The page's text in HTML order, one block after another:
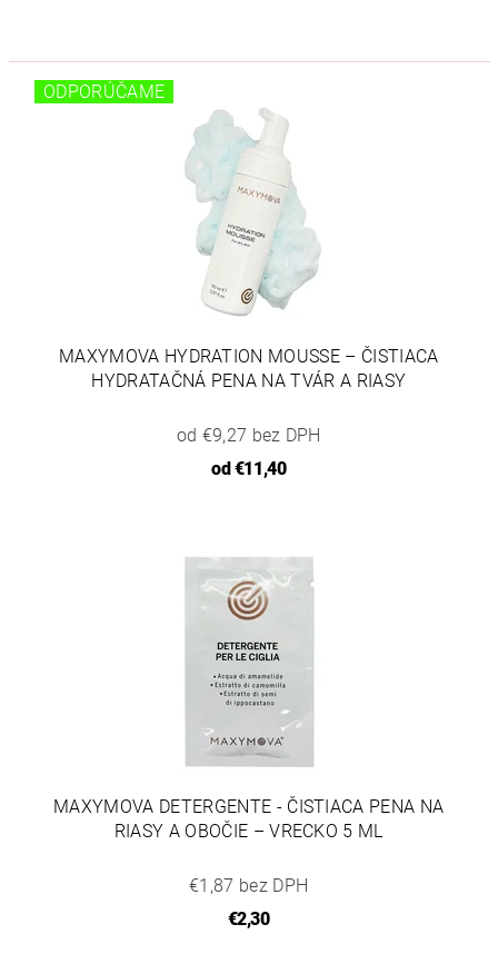
ODPORÚČAME
MAXYMOVA HYDRATION MOUSSE – ČISTIACA
HYDRATAČNÁ PENA NA TVÁR A RIASY
od €9,27 bez DPH
od €11,40
MAXYMOVA DETERGENTE - ČISTIACA PENA NA
RIASY A OBOČIE – VRECKO 5 ML
€1,87 bez DPH
€2,30